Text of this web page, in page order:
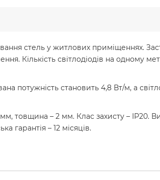
стель у житлових приміщеннях.
Кількість світлодіодів на одному
потужність становить 4,8 Вт/м, а
мм, товщина – 2 мм. Клас захисту – IP20.
гарантія – 12 місяців.